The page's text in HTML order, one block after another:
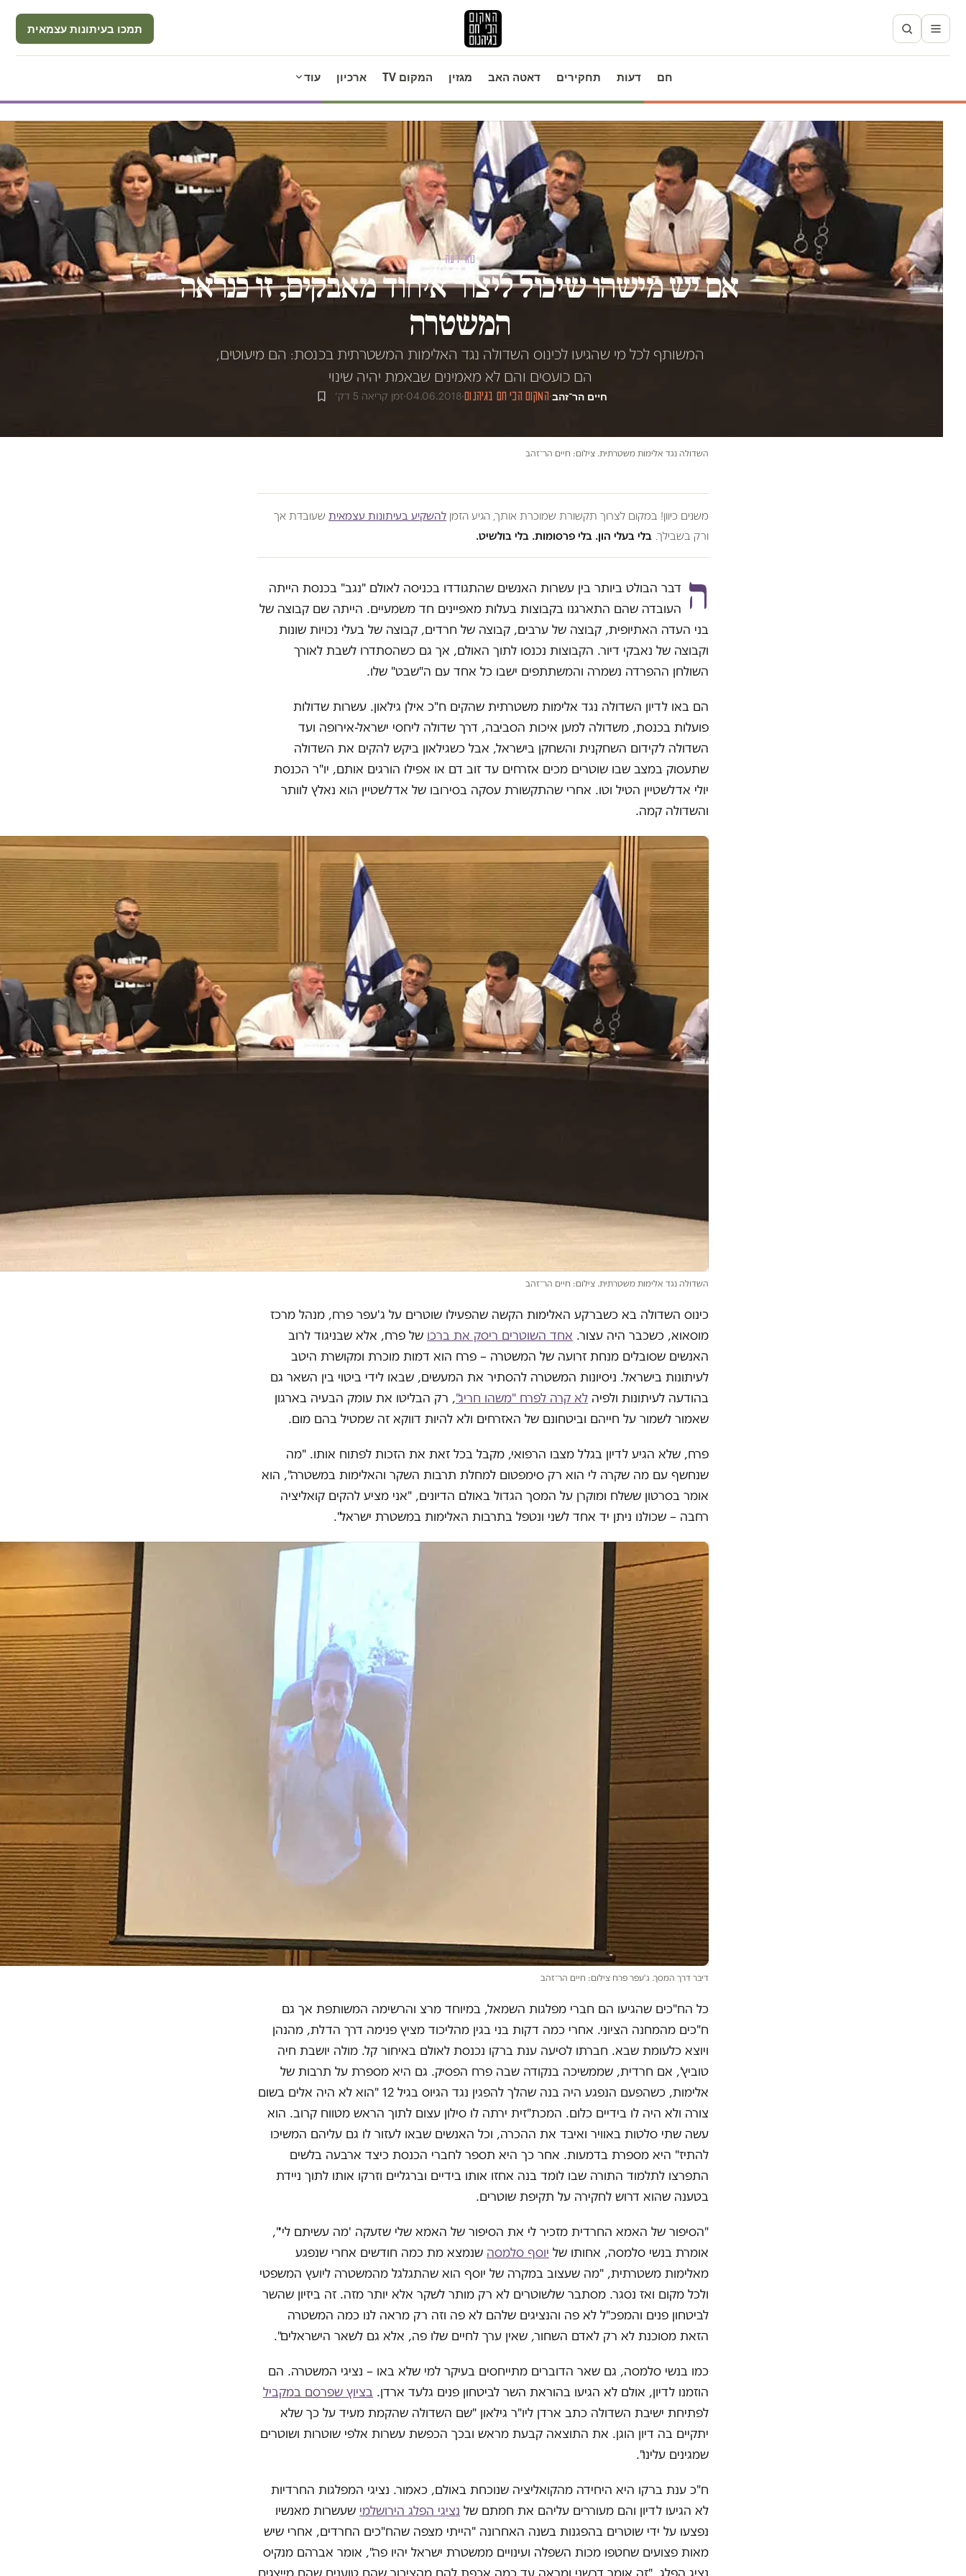
תמכו בעיתונות עצמאית
חם דעות תחקירים דאטה האב מגזין המקום TV ארכיון עוד
טור דעה
אם יש מישהו שיכול ליצור איחוד מאבקים, זו כנראה
המשטרה
המשותף לכל מי שהגיעו לכינוס השדולה נגד האלימות המשטרתית בכנסת: הם מיעוטים,
הם כועסים והם לא מאמינים שבאמת יהיה שינוי
חיים הר־זהב·המקום הכי חם בגיהנום·
04.06.2018
·זמן קריאה 5 דק׳
השדולה נגד אלימות משטרתית. צילום: חיים הר־זהב
משנים כיוון! במקום לצרוך תקשורת שמוכרת אותך, הגיע הזמן להשקיע בעיתונות עצמאית שעובדת אך
ורק בשבילך. בלי בעלי הון. בלי פרסומות. בלי בולשיט.
ה דבר הבולט ביותר בין עשרות האנשים שהתגודדו בכניסה לאולם "נגב" בכנסת הייתה
העובדה שהם התארגנו בקבוצות בעלות מאפיינים חד משמעיים. הייתה שם קבוצה של
בני העדה האתיופית, קבוצה של ערבים, קבוצה של חרדים, קבוצה של בעלי נכויות שונות
וקבוצה של נאבקי דיור. הקבוצות נכנסו לתוך האולם, אך גם כשהסתדרו לשבת לאורך
השולחן ההפרדה נשמרה והמשתתפים ישבו כל אחד עם ה"שבט" שלו.
הם באו לדיון השדולה נגד אלימות משטרתית שהקים ח"כ אילן גילאון. עשרות שדולות
פועלות בכנסת, משדולה למען איכות הסביבה, דרך שדולה ליחסי ישראל-אירופה ועד
השדולה לקידום השחקנית והשחקן בישראל, אבל כשגילאון ביקש להקים את השדולה
שתעסוק במצב שבו שוטרים מכים אזרחים עד זוב דם או אפילו הורגים אותם, יו"ר הכנסת
יולי אדלשטיין הטיל וטו. אחרי שהתקשורת עסקה בסירובו של אדלשטיין הוא נאלץ לוותר
והשדולה קמה.
השדולה נגד אלימות משטרתית. צילום: חיים הר־זהב
כינוס השדולה בא כשברקע האלימות הקשה שהפעילו שוטרים על ג'עפר פרח, מנהל מרכז
מוסאוא, כשכבר היה עצור. אחד השוטרים ריסק את ברכו של פרח, אלא שבניגוד לרוב
האנשים שסובלים מנחת זרועה של המשטרה – פרח הוא דמות מוכרת ומקושרת היטב
לעיתונות בישראל. ניסיונות המשטרה להסתיר את המעשים, שבאו לידי ביטוי בין השאר גם
בהודעה לעיתונות ולפיה לא קרה לפרח "משהו חריג", רק הבליטו את עומק הבעיה בארגון
שאמור לשמור על חייהם וביטחונם של האזרחים ולא להיות דווקא זה שמטיל בהם מום.
פרח, שלא הגיע לדיון בגלל מצבו הרפואי, מקבל בכל זאת את הזכות לפתוח אותו. "מה
שנחשף עם מה שקרה לי הוא רק סימפטום למחלת תרבות השקר והאלימות במשטרה", הוא
אומר בסרטון ששלח ומוקרן על המסך הגדול באולם הדיונים, "אני מציע להקים קואליציה
רחבה – שכולנו ניתן יד אחד לשני ונטפל בתרבות האלימות במשטרת ישראל".
דיבר דרך המסך. ג'עפר פרח צילום: חיים הר־זהב
כל הח"כים שהגיעו הם חברי מפלגות השמאל, במיוחד מרצ והרשימה המשותפת אך גם
ח"כים מהמחנה הציוני. אחרי כמה דקות בני בגין מהליכוד מציץ פנימה דרך הדלת, מהנהן
ויוצא כלעומת שבא. חברתו לסיעה ענת ברקו נכנסת לאולם באיחור קל. מולה יושבת חיה
טוביץ', אם חרדית, שממשיכה בנקודה שבה פרח הפסיק. גם היא מספרת על תרבות של
אלימות, כשהפעם הנפגע היה בנה שהלך להפגין נגד הגיוס בגיל 12 "הוא לא היה אלים בשום
צורה ולא היה לו בידיים כלום. המכת"זית ירתה לו סילון עצום לתוך הראש מטווח קרוב. הוא
עשה שתי סלטות באוויר ואיבד את ההכרה, וכל האנשים שבאו לעזור לו גם עליהם המשיכו
להתיז" היא מספרת בדמעות. אחר כך היא תספר לחברי הכנסת כיצד ארבעה בלשים
התפרצו לתלמוד התורה שבו לומד בנה אחזו אותו בידיים וברגליים וזרקו אותו לתוך ניידת
בטענה שהוא דרוש לחקירה על תקיפת שוטרים.
"הסיפור של האמא החרדית מזכיר לי את הסיפור של האמא שלי שזעקה 'מה עשיתם לי'",
אומרת בנשי סלמסה, אחותו של יוסף סלמסה שנמצא מת כמה חודשים אחרי שנפגע
מאלימות משטרתית, "מה שעצוב במקרה של יוסף הוא שהתגלגל מהמשטרה ליועץ המשפטי
ולכל מקום ואז נסגר. מסתבר שלשוטרים לא רק מותר לשקר אלא יותר מזה. זה ביזיון שהשר
לביטחון פנים והמפכ"ל לא פה והנציגים שלהם לא פה וזה רק מראה לנו כמה המשטרה
הזאת מסוכנת לא רק לאדם השחור, שאין ערך לחיים שלו פה, אלא גם לשאר הישראלים".
כמו בנשי סלמסה, גם שאר הדוברים מתייחסים בעיקר למי שלא באו – נציגי המשטרה. הם
הוזמנו לדיון, אולם לא הגיעו בהוראת השר לביטחון פנים גלעד ארדן. בציוץ שפרסם במקביל
לפתיחת ישיבת השדולה כתב ארדן ליו"ר גילאון "שם השדולה שהקמת מעיד על כך שלא
יתקיים בה דיון הוגן. את התוצאה קבעת מראש ובכך הכפשת עשרות אלפי שוטרות ושוטרים
שמגינים עלינו".
ח"כ ענת ברקו היא היחידה מהקואליציה שנוכחת באולם, כאמור. נציגי המפלגות החרדיות
לא הגיעו לדיון והם מעוררים עליהם את חמתם של נציגי הפלג הירושלמי שעשרות מאנשיו
נפצעו על ידי שוטרים בהפגנות בשנה האחרונה "הייתי מצפה שהח"כים החרדים, אחרי שיש
מאות פצועים שחטפו מכות השפלה ועינויים ממשטרת ישראל יהיו פה", אומר אברהם מנקיס